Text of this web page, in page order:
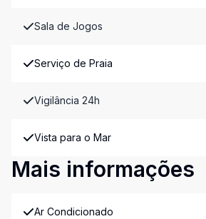
Sala de Jogos
Serviço de Praia
Vigilância 24h
Vista para o Mar
Mais informações
Ar Condicionado